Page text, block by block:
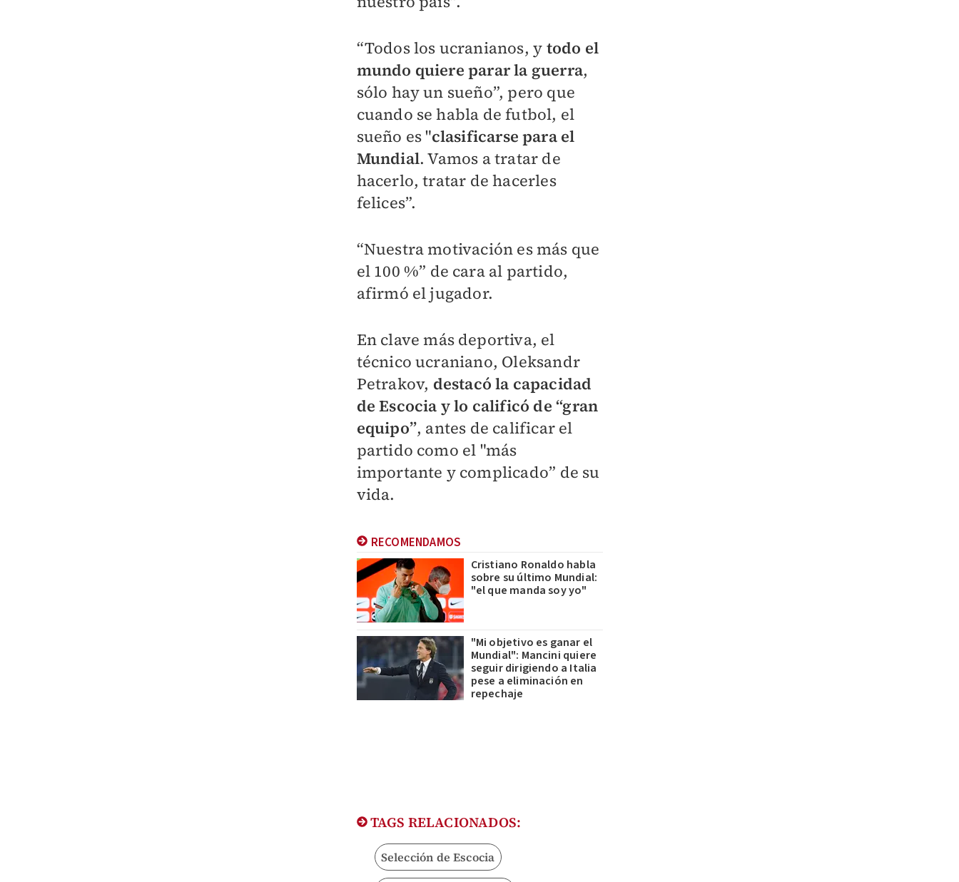
“Todos los ucranianos, y todo el
mundo quiere parar la guerra,
sólo hay un sueño”, pero que
cuando se habla de futbol, el
sueño es "clasificarse para el
Mundial. Vamos a tratar de
hacerlo, tratar de hacerles
felices”.
“Nuestra motivación es más que
el 100 %” de cara al partido,
afirmó el jugador.
En clave más deportiva, el
técnico ucraniano, Oleksandr
Petrakov, destacó la capacidad
de Escocia y lo calificó de “gran
equipo”, antes de calificar el
partido como el "más
importante y complicado” de su
vida.
RECOMENDAMOS
Cristiano Ronaldo habla
sobre su último Mundial:
"el que manda soy yo"
"Mi objetivo es ganar el
Mundial": Mancini quiere
seguir dirigiendo a Italia
pese a eliminación en
repechaje
TAGS RELACIONADOS:
Selección de Escocia